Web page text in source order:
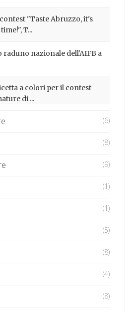
"Taste Abruzzo, it's
T...
raduno nazionale dell'AIFB a
a colori per il contest
di ...
(6)
(8)
(9)
(1)
(1)
(5)
(8)
(4)
(8)